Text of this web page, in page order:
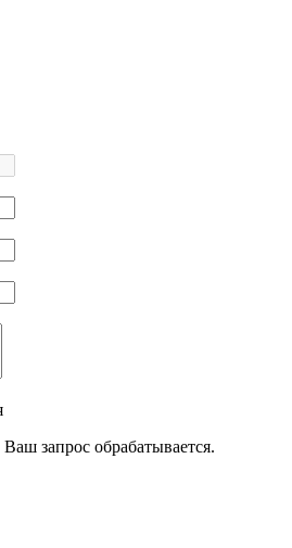
запрос обрабатывается.